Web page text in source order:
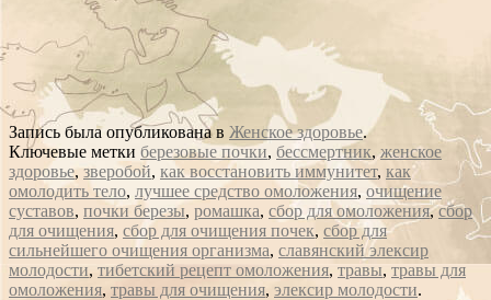
Запись была опубликована в Женское здоровье.
Ключевые метки березовые почки, бессмертник,женское
здоровье, зверобой, как восстановить иммунитет, как
омолодить тело, лучшее средство омоложения, очищение
суставов, почки березы, ромашка, сбор для омоложения,сбор
для очищения, сбор для очищения почек, сбор для
сильнейшего очищения организма, славянский элексир
молодости, тибетский рецепт омоложения, травы, травы для
омоложения, травы для очищения, элексир молодости.